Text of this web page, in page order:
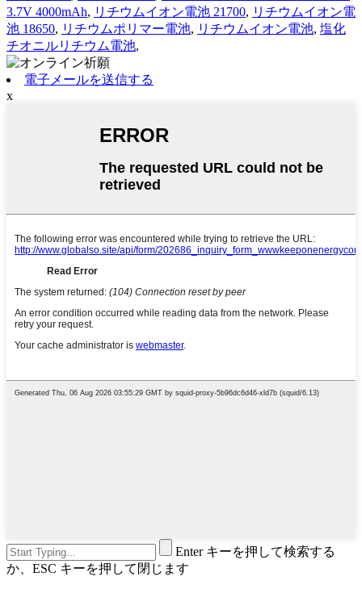
3.7V 4000mAh, リチウムイオン電池 21700, リチウムイオン電
池 18650, リチウムポリマー電池, リチウムイオン電池, 塩化
チオニルリチウム電池,
電子メールを送信する
x
Enter キーを押して検索する
か、ESC キーを押して閉じます